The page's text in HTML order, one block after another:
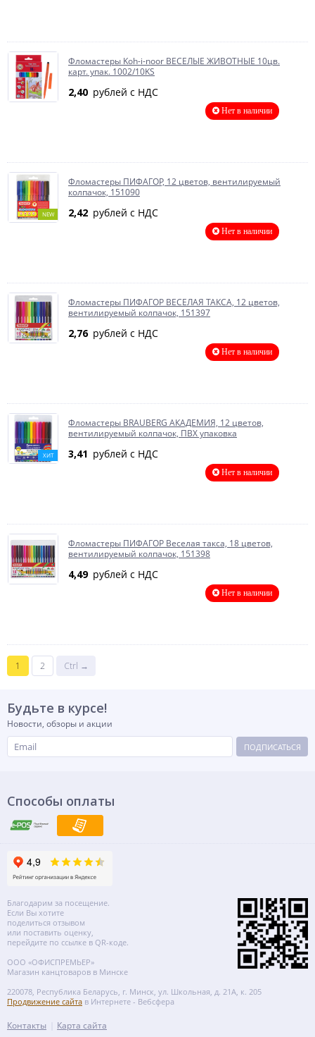
Фломастеры Koh-i-noor ВЕСЕЛЫЕ ЖИВОТНЫЕ 10цв.
карт. упак. 1002/10KS
2,40 рублей с НДС
Нет в наличии
NEW
Фломастеры ПИФАГОР, 12 цветов, вентилируемый
колпачок, 151090
2,42 рублей с НДС
Нет в наличии
Фломастеры ПИФАГОР ВЕСЕЛАЯ ТАКСА, 12 цветов,
вентилируемый колпачок, 151397
2,76 рублей с НДС
Нет в наличии
ХИТ
Фломастеры BRAUBERG АКАДЕМИЯ, 12 цветов,
вентилируемый колпачок, ПВХ упаковка
3,41 рублей с НДС
Нет в наличии
Фломастеры ПИФАГОР Веселая такса, 18 цветов,
вентилируемый колпачок, 151398
4,49 рублей с НДС
Нет в наличии
1 2 Ctrl →
Будьте в курсе!
Новости, обзоры и акции
ПОДПИСАТЬСЯ
Способы оплаты
Благодарим за посещение.
Если Вы хотите
поделиться отзывом
или поставить оценку,
перейдите по ссылке в QR-коде.
ООО «ОФИСПРЕМЬЕР»
Магазин канцтоваров в Минске
220078, Республика Беларусь, г. Минск, ул. Школьная, д. 21А, к. 205
Продвижение сайта в Интернете - Вебсфера
Контакты Карта сайта